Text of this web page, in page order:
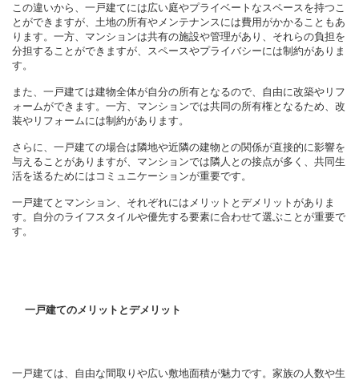
この違いから、一戸建てには広い庭やプライベートなスペースを持つこ
とができますが、土地の所有やメンテナンスには費用がかかることもあ
ります。一方、マンションは共有の施設や管理があり、それらの負担を
分担することができますが、スペースやプライバシーには制約がありま
す。
また、一戸建ては建物全体が自分の所有となるので、自由に改築やリフ
ォームができます。一方、マンションでは共同の所有権となるため、改
装やリフォームには制約があります。
さらに、一戸建ての場合は隣地や近隣の建物との関係が直接的に影響を
与えることがありますが、マンションでは隣人との接点が多く、共同生
活を送るためにはコミュニケーションが重要です。
一戸建てとマンション、それぞれにはメリットとデメリットがありま
す。自分のライフスタイルや優先する要素に合わせて選ぶことが重要で
す。
一戸建てのメリットとデメリット
一戸建ては、自由な間取りや広い敷地面積が魅力です。家族の人数や生